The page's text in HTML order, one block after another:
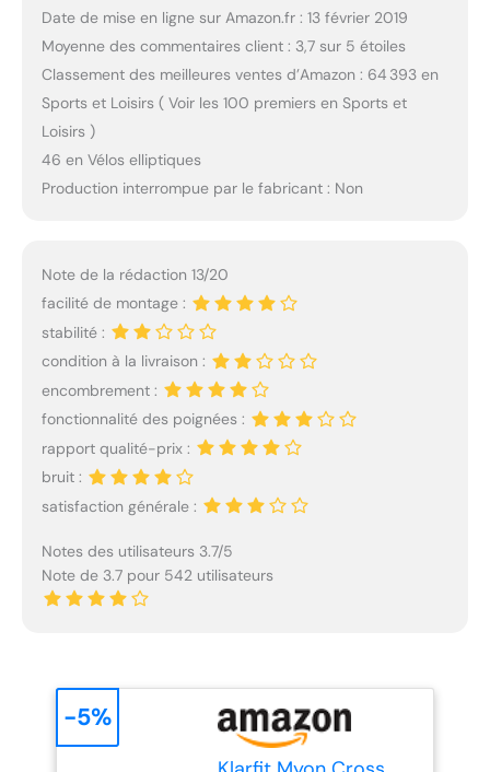
Date de mise en ligne sur Amazon.fr : 13 février 2019
Moyenne des commentaires client : 3,7 sur 5 étoiles
Classement des meilleures ventes d’Amazon : 64 393 en
Sports et Loisirs ( Voir les 100 premiers en Sports et
Loisirs )
46 en Vélos elliptiques
Production interrompue par le fabricant : Non
Note de la rédaction 13/20
facilité de montage :
stabilité :
condition à la livraison :
encombrement :
fonctionnalité des poignées :
rapport qualité-prix :
bruit :
satisfaction générale :
Notes des utilisateurs 3.7/5
Note de 3.7 pour 542 utilisateurs
-5%